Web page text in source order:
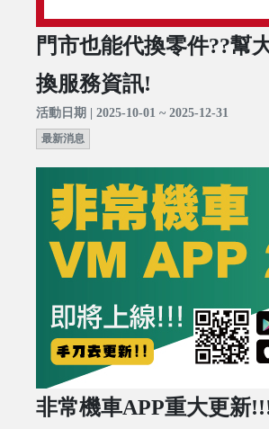
門市也能代換零件??幫
換服務資訊!
活動日期 | 2025-10-01 ~ 2025-12-31
最新消息
非常機車APP重大更新